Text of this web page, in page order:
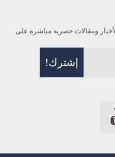
ومقالات حصرية مباشرة على